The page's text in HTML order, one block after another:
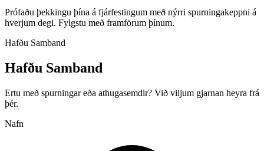
Prófaðu þekkingu þína á fjárfestingum með nýrri spurningakeppni á
hverjum degi. Fylgstu með framförum þínum.
Hafðu Samband
Hafðu Samband
Ertu með spurningar eða athugasemdir? Við viljum gjarnan heyra frá
þér.
Nafn